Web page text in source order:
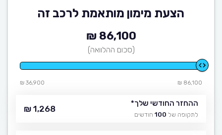
הצעת מימון מותאמת לרכב זה
86,100 ₪
(סכום ההלוואה)
86,100 ₪
36,900 ₪
ההחזר החודשי שלך*
לתקופה של 100 חודשים
1,268 ₪